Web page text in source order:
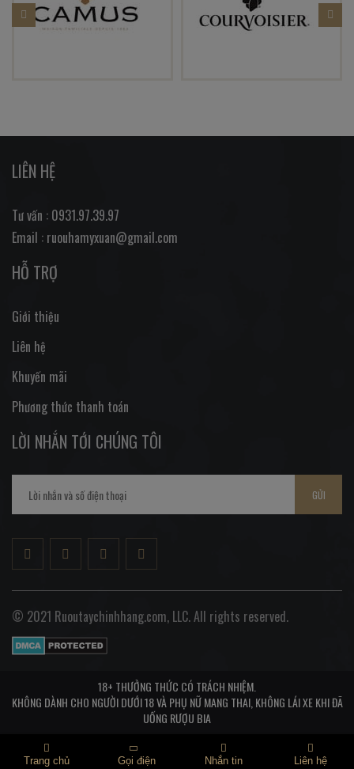
LIÊN HỆ
Tư vấn : 0931.97.39.97
Email : ruouhamyxuan@gmail.com
HỖ TRỢ
Giới thiệu
Liên hệ
Khuyến mãi
Phương thức thanh toán
LỜI NHẮN TỚI CHÚNG TÔI
GỬI
© 2021 Ruoutaychinhhang.com, LLC. All rights reserved.
18+ THƯỞNG THỨC CÓ TRÁCH NHIỆM.
KHÔNG DÀNH CHO NGƯỜI DƯỚI 18 VÀ PHỤ NỮ MANG THAI, KHÔNG LÁI XE KHI ĐÃ
UỐNG RƯỢU BIA
Trang chủ Gọi điện Nhắn tin Liên hệ